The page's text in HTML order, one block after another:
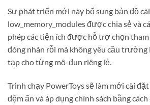
Sự phát triển mới này bổ sung bản đồ
low_memory_modules được chia sẻ và
phép các tiện ích được hỗ trợ chọn tham
đóng nhàn rỗi mà không yêu cầu
tạp cho từng mô-đun riêng lẻ.
Trình chạy PowerToys sẽ làm mới cài
đệm ẩn và áp dụng chính sách bằng